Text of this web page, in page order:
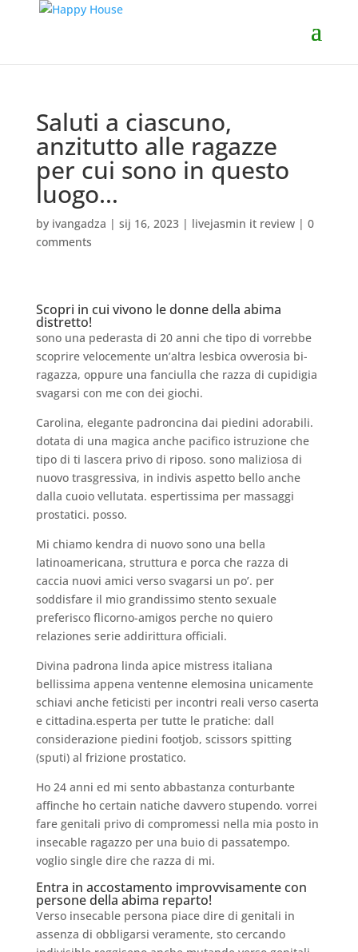
Saluti a ciascuno,
anzitutto alle ragazze
per cui sono in questo
luogo…
by ivangadza | sij 16, 2023| livejasmin it review| 0
comments
Scopri in cui vivono le donne della abima
distretto!
sono una pederasta di 20 anni che tipo di vorrebbe
scoprire velocemente un’altra lesbica ovverosia bi-
ragazza, oppure una fanciulla che razza di cupidigia
svagarsi con me con dei giochi.
Carolina, elegante padroncina dai piedini adorabili.
dotata di una magica anche pacifico istruzione che
tipo di ti lascera privo di riposo. sono maliziosa di
nuovo trasgressiva, in indivis aspetto bello anche
dalla cuoio vellutata. espertissima per massaggi
prostatici. posso.
Mi chiamo kendra di nuovo sono una bella
latinoamericana, struttura e porca che razza di
caccia nuovi amici verso svagarsi un po’. per
soddisfare il mio grandissimo stento sexuale
preferisco flicorno-amigos perche no quiero
relaziones serie addirittura officiali.
Divina padrona linda apice mistress italiana
bellissima appena ventenne elemosina unicamente
schiavi anche feticisti per incontri reali verso caserta
e cittadina.esperta per tutte le pratiche: dall
considerazione piedini footjob, scissors spitting
(sputi) al frizione prostatico.
Ho 24 anni ed mi sento abbastanza conturbante
affinche ho certain natiche davvero stupendo. vorrei
fare genitali privo di compromessi nella mia posto in
insecable ragazzo per una buio di passatempo.
voglio single dire che razza di mi.
Entra in accostamento improvvisamente con
persone della abima reparto!
Verso insecable persona piace dire di genitali in
assenza di obbligarsi veramente, sto cercando